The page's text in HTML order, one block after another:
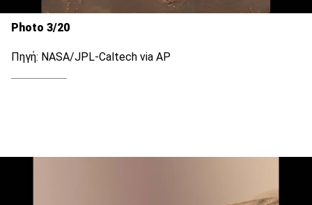
Photo 3/20
Πηγή: NASA/JPL-Caltech via AP